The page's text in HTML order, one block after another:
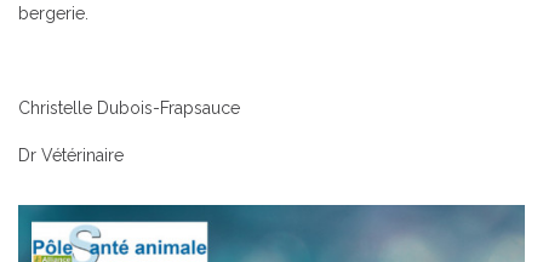
bergerie.
Christelle Dubois-Frapsauce
Dr Vétérinaire